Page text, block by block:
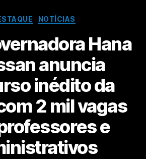
NOTÍCIAS
Hana
anuncia
inédito da
2 mil vagas
e